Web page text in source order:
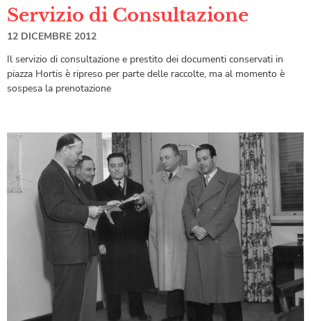
Servizio di Consultazione
12 DICEMBRE 2012
Il servizio di consultazione e prestito dei documenti conservati in
piazza Hortis è ripreso per parte delle raccolte, ma al momento è
sospesa la prenotazione